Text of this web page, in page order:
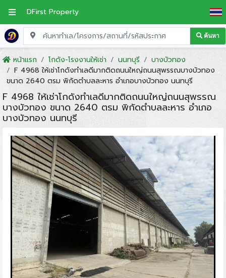
DFirst Property
ค้นหา
หน้าแรก โกดัง-โรงงานให้เช่า นนทบุรี
บางบัวทอง
F 4968 ให้เช่าโกดังทำเลดีมากติดถนนใหญ่ถนนสุพรรณบางบัวทอง
ขนาด 2640 ตรม พิกัดตำบลละหาร อำเภอบางบัวทอง นนทบุรี
F 4968 ให้เช่าโกดังทำเลดีมากติดถนนใหญ่ถนนสุพรรณ
บางบัวทอง ขนาด 2640 ตรม พิกัดตำบลละหาร อำเภอ
บางบัวทอง นนทบุรี